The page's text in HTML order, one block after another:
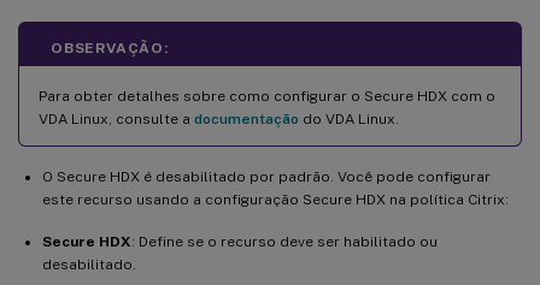
OBSERVAÇÃO:
Para obter detalhes sobre como configurar o Secure HDX com o
VDA Linux, consulte a documentação do VDA Linux.
O Secure HDX é desabilitado por padrão. Você pode configurar
este recurso usando a configuração Secure HDX na política Citrix:
Secure HDX: Define se o recurso deve ser habilitado ou
desabilitado.